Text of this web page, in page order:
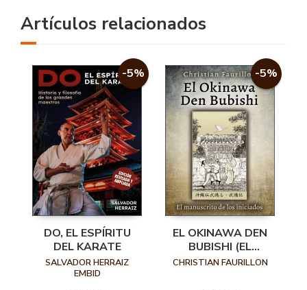
Artículos relacionados
-5%
DO, EL ESPÍRITU
DEL KARATE
SALVADOR HERRAIZ
EMBID
-5%
EL OKINAWA DEN
BUBISHI (EL
MANUSCRITO DE
CHRISTIAN FAURILLON